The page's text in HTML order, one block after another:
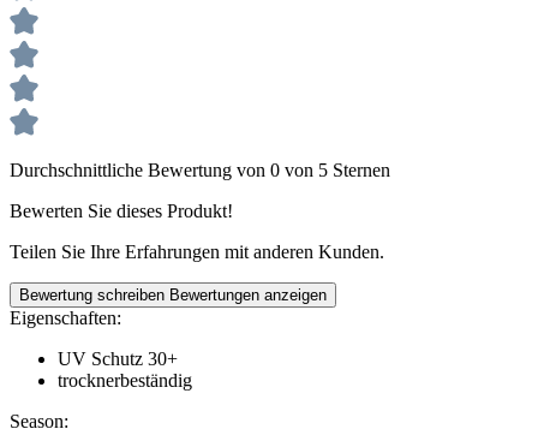
Durchschnittliche Bewertung von 0 von 5 Sternen
Bewerten Sie dieses Produkt!
Teilen Sie Ihre Erfahrungen mit anderen Kunden.
Bewertung schreiben Bewertungen anzeigen
Eigenschaften:
UV Schutz 30+
trocknerbeständig
Season: